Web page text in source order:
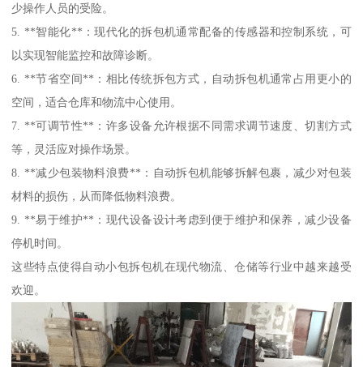
少操作人员的受险。
5. **智能化**：现代化的拆包机通常配备的传感器和控制系统，可
以实现智能监控和故障诊断。
6. **节省空间**：相比传统拆包方式，自动拆包机通常占用更小的
空间，适合仓库和物流中心使用。
7. **可调节性**：许多设备允许根据不同需求调节速度、切割方式
等，灵活应对操作场景。
8. **减少包装物料浪费**：自动拆包机能够拆解包裹，减少对包装
材料的损伤，从而降低物料浪费。
9. **易于维护**：现代设备设计考虑到便于维护和保养，减少设备
停机时间。
这些特点使得自动小包拆包机在现代物流、仓储等行业中越来越受
欢迎。